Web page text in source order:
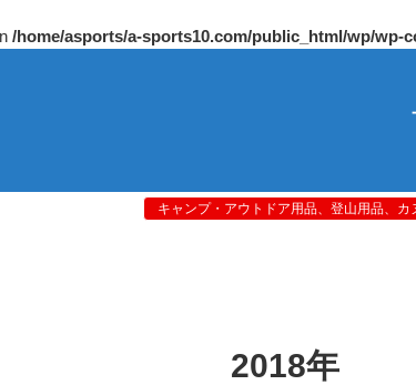
/home/asports/a-sports10.com/public_html/wp/wp-
キャンプ・アウトドア用品、登山用品、
2018年